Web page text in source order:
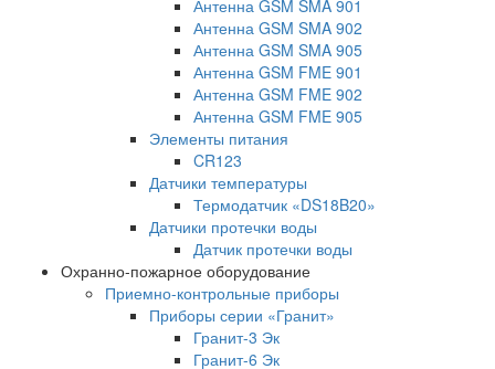
Антенна GSM SMA 901
Антенна GSM SMA 902
Антенна GSM SMA 905
Антенна GSM FME 901
Антенна GSM FME 902
Антенна GSM FME 905
Элементы питания
CR123
Датчики температуры
Термодатчик «DS18B20»
Датчики протечки воды
Датчик протечки воды
Охранно-пожарное оборудование
Приемно-контрольные приборы
Приборы серии «Гранит»
Гранит-3 Эк
Гранит-6 Эк